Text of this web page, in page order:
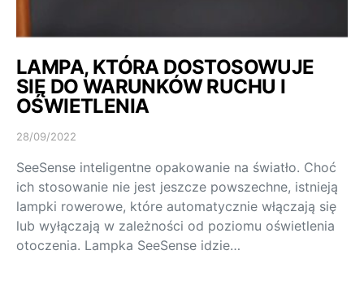
LAMPA, KTÓRA DOSTOSOWUJE
SIĘ DO WARUNKÓW RUCHU I
OŚWIETLENIA
28/09/2022
SeeSense inteligentne opakowanie na światło. Choć
ich stosowanie nie jest jeszcze powszechne, istnieją
lampki rowerowe, które automatycznie włączają się
lub wyłączają w zależności od poziomu oświetlenia
otoczenia. Lampka SeeSense idzie…